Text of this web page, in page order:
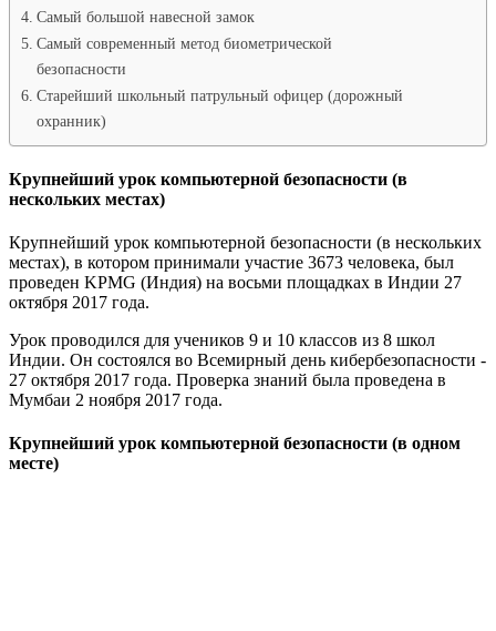
Самый большой навесной замок
Самый современный метод биометрической
безопасности
Старейший школьный патрульный офицер (дорожный
охранник)
Крупнейший урок компьютерной безопасности (в
нескольких местах)
Крупнейший урок компьютерной безопасности (в нескольких
местах), в котором принимали участие 3673 человека, был
проведен KPMG (Индия) на восьми площадках в Индии 27
октября 2017 года.
Урок проводился для учеников 9 и 10 классов из 8 школ
Индии. Он состоялся во Всемирный день кибербезопасности -
27 октября 2017 года. Проверка знаний была проведена в
Мумбаи 2 ноября 2017 года.
Крупнейший урок компьютерной безопасности (в одном
месте)